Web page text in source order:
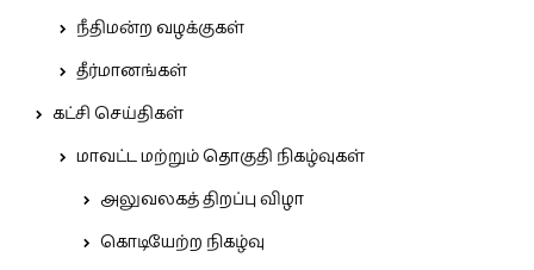
நீதிமன்ற வழக்குகள்
தீர்மானங்கள்
கட்சி செய்திகள்
மாவட்ட மற்றும் தொகுதி நிகழ்வுகள்
அலுவலகத் திறப்பு விழா
கொடியேற்ற நிகழ்வு